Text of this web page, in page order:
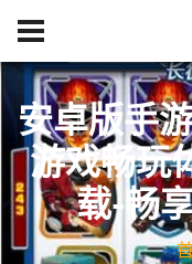
安卓版手
游戏畅玩
载-畅